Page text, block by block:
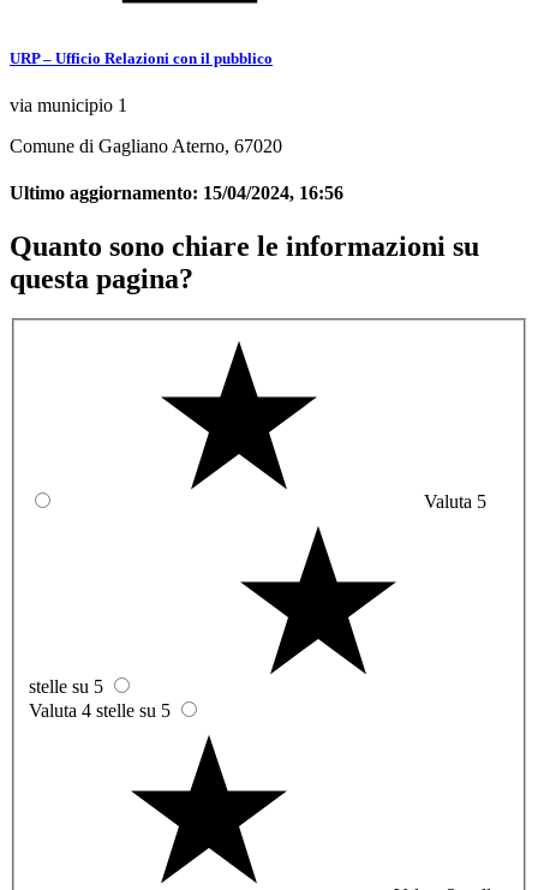
URP – Ufficio Relazioni con il pubblico
via municipio 1
Comune di Gagliano Aterno, 67020
Ultimo aggiornamento: 15/04/2024, 16:56
Quanto sono chiare le informazioni su
questa pagina?
Valuta 5
stelle su 5
Valuta 4 stelle su 5